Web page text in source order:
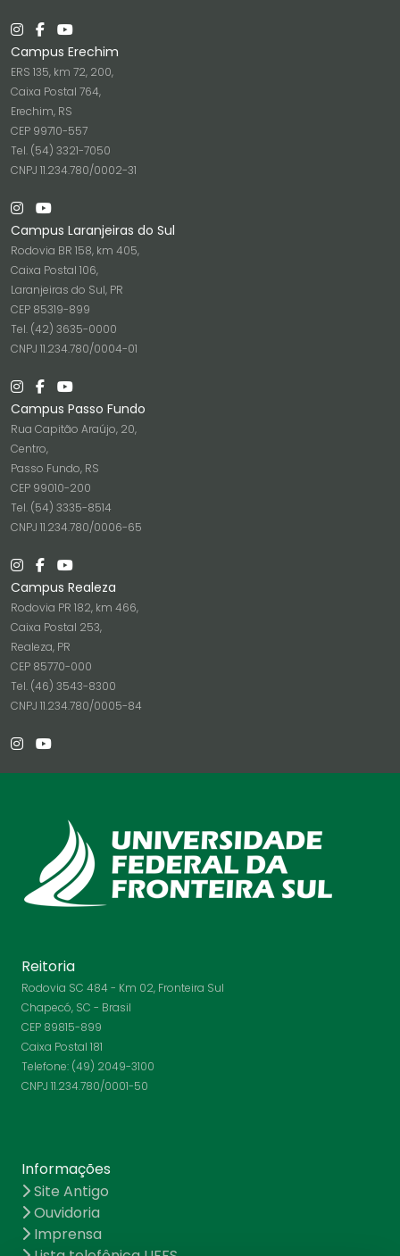
Campus Erechim
ERS 135, km 72, 200,
Caixa Postal 764,
Erechim, RS
CEP 99710-557
Tel. (54) 3321-7050
CNPJ 11.234.780/0002-31
Campus Laranjeiras do Sul
Rodovia BR 158, km 405,
Caixa Postal 106,
Laranjeiras do Sul, PR
CEP 85319-899
Tel. (42) 3635-0000
CNPJ 11.234.780/0004-01
Campus Passo Fundo
Rua Capitão Araújo, 20,
Centro,
Passo Fundo, RS
CEP 99010-200
Tel. (54) 3335-8514
CNPJ 11.234.780/0006-65
Campus Realeza
Rodovia PR 182, km 466,
Caixa Postal 253,
Realeza, PR
CEP 85770-000
Tel. (46) 3543-8300
CNPJ 11.234.780/0005-84
Reitoria
Rodovia SC 484 - Km 02, Fronteira Sul
Chapecó, SC - Brasil
CEP 89815-899
Caixa Postal 181
Telefone: (49) 2049-3100
CNPJ 11.234.780/0001-50
Informações
Site Antigo
Ouvidoria
Imprensa